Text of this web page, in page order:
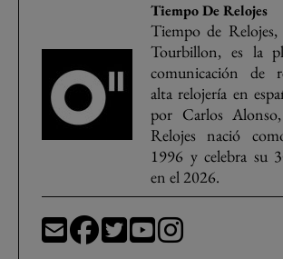
Tiempo De Relojes
Tiempo de Relojes,
Tourbillon, es la
comunicación de
alta relojería en
por Carlos
Relojes nació
1996 y celebra su
en el 2026.